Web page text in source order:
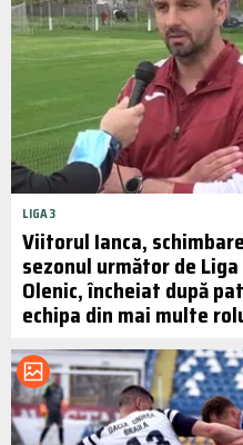
LIGA 3
Viitorul Ianca,
sezonul următor de
Olenic, încheiat după
echipa din mai multe